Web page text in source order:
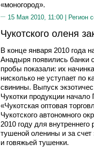
«моногород».
15 Мая 2010, 11:00 | Регион
Чукотского оленя
В конце января 2010 года
Анадыря появились банки
пробы показали: их
нисколько не уступает по
свинины. Выпуск
Чукотки продукции начало
«Чукотская оптовая
Чукотского автономного
2010 году для
тушеной оленины и за счет
и говяжьей тушенки.